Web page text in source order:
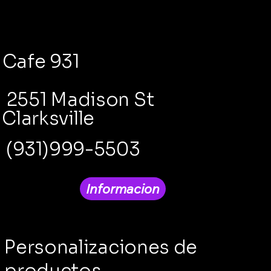
Cafe 931
Clarksville
2551 Madison St
(931)999-5503
Informacion
Personalizaciones de